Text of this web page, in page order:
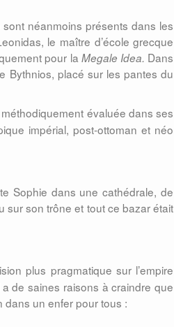
néanmoins présents dans les
le maître d’école grecque
pour la Megale Idea. Dans
Bythnios, placé sur les pantes du
évaluée dans ses
impérial, post-ottoman et néo
Sophie dans une cathédrale, de
sur son trône et tout ce bazar était
plus pragmatique sur l’empire
de saines raisons à craindre que
dans un enfer pour tous :